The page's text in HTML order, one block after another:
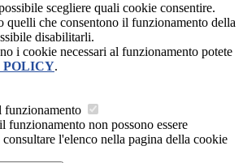
scegliere quali cookie consentire.
quelli che consentono il funzionamento della
disabilitarli.
i cookie necessari al funzionamento potete
POLICY.
funzionamento
funzionamento non possono essere
l'elenco nella pagina della cookie